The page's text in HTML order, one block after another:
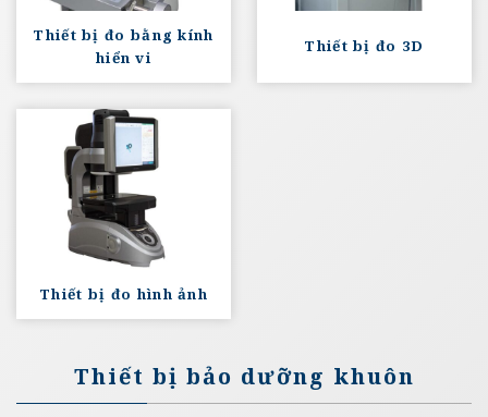
Thiết bị đo bằng kính
hiển vi
Thiết bị đo 3D
Thiết bị đo hình ảnh
Thiết bị bảo dưỡng khuôn